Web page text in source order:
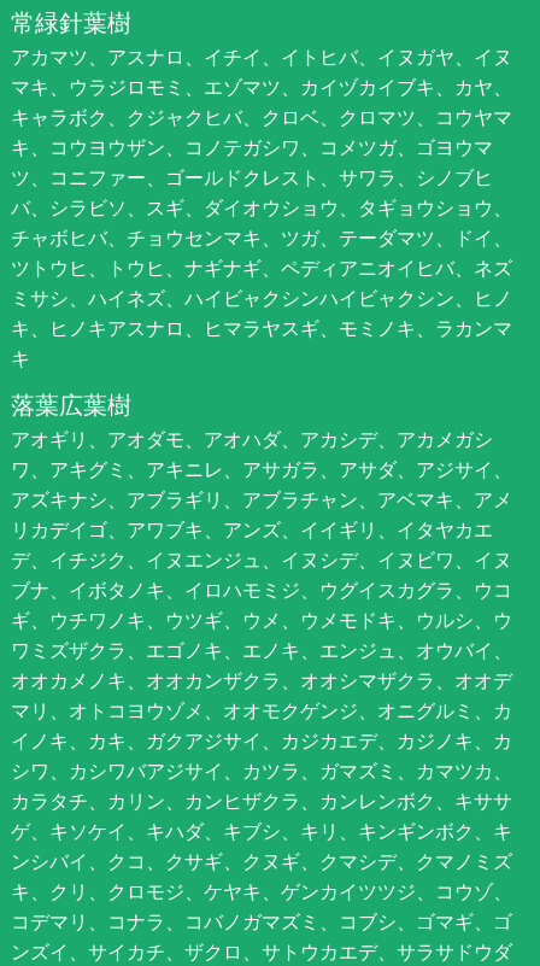
常緑針葉樹
アカマツ、アスナロ、イチイ、イトヒバ、イヌガヤ、イヌ
マキ、ウラジロモミ、エゾマツ、カイヅカイブキ、カヤ、
キャラボク、クジャクヒバ、クロベ、クロマツ、コウヤマ
キ、コウヨウザン、コノテガシワ、コメツガ、ゴヨウマ
ツ、コニファー、ゴールドクレスト、サワラ、シノブヒ
バ、シラビソ、スギ、ダイオウショウ、タギョウショウ、
チャボヒバ、チョウセンマキ、ツガ、テーダマツ、ドイ、
ツトウヒ、トウヒ、ナギナギ、ペディアニオイヒバ、ネズ
ミサシ、ハイネズ、ハイビャクシンハイビャクシン、ヒノ
キ、ヒノキアスナロ、ヒマラヤスギ、モミノキ、ラカンマ
キ
落葉広葉樹
アオギリ、アオダモ、アオハダ、アカシデ、アカメガシ
ワ、アキグミ、アキニレ、アサガラ、アサダ、アジサイ、
アズキナシ、アブラギリ、アブラチャン、アベマキ、アメ
リカデイゴ、アワブキ、アンズ、イイギリ、イタヤカエ
デ、イチジク、イヌエンジュ、イヌシデ、イヌビワ、イヌ
ブナ、イボタノキ、イロハモミジ、ウグイスカグラ、ウコ
ギ、ウチワノキ、ウツギ、ウメ、ウメモドキ、ウルシ、ウ
ワミズザクラ、エゴノキ、エノキ、エンジュ、オウバイ、
オオカメノキ、オオカンザクラ、オオシマザクラ、オオデ
マリ、オトコヨウゾメ、オオモクゲンジ、オニグルミ、カ
イノキ、カキ、ガクアジサイ、カジカエデ、カジノキ、カ
シワ、カシワバアジサイ、カツラ、ガマズミ、カマツカ、
カラタチ、カリン、カンヒザクラ、カンレンボク、キササ
ゲ、キソケイ、キハダ、キブシ、キリ、キンギンボク、キ
ンシバイ、クコ、クサギ、クヌギ、クマシデ、クマノミズ
キ、クリ、クロモジ、ケヤキ、ゲンカイツツジ、コウゾ、
コデマリ、コナラ、コバノガマズミ、コブシ、ゴマギ、ゴ
ンズイ、サイカチ、ザクロ、サトウカエデ、サラサドウダ